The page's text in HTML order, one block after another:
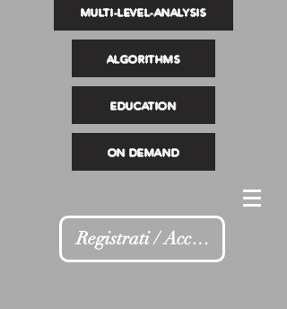
MULTI-LEVEL-ANALYSIS
ALGORITHMS
EDUCATION
ON DEMAND
Registrati / Accedi